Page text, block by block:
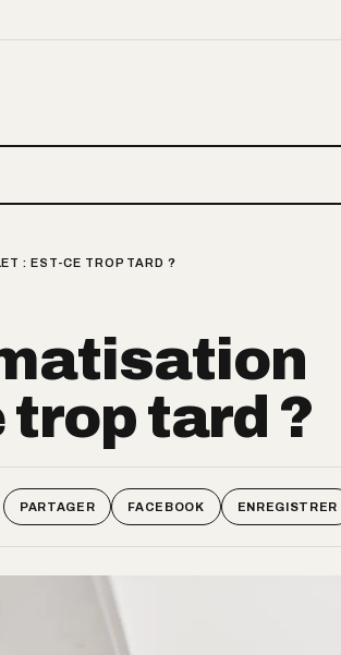
: EST-CE TROP TARD ?
tard ?
PARTAGER FACEBOOK ENREGISTRER